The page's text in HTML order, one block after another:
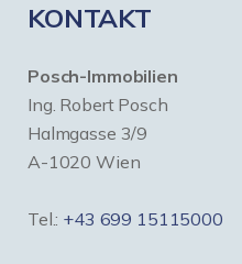
KONTAKT
Posch-Immobilien
Ing. Robert Posch
Halmgasse 3/9
A-1020 Wien
Tel.: +43 699 15115000